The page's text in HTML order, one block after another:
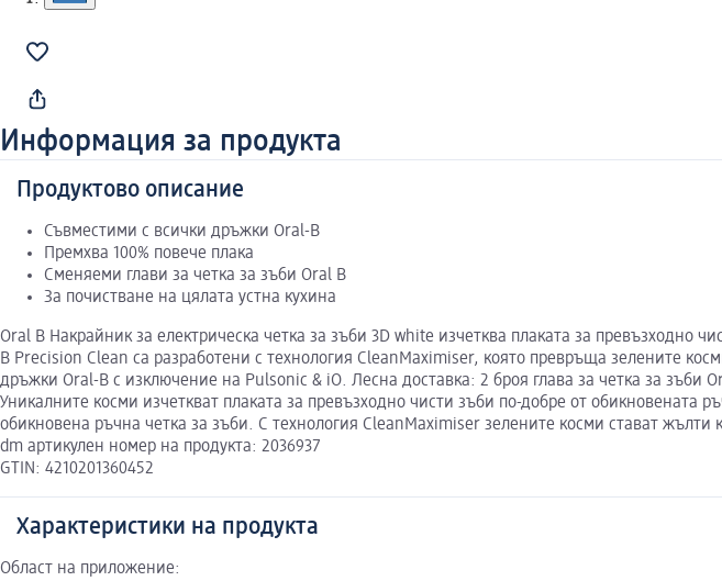
Информация за продукта
Продуктово описание
Съвместими с всички дръжки Oral-B
Премхва 100% повече плака
Сменяеми глави за четка за зъби Oral B
За почистване на цялата устна кухина
Oral B Накрайник за електрическа четка за зъби 3D white изчетква плаката за превъзходно
B Precision Clean са разработени с технология CleanMaximiser, която превръща зелените
дръжки Oral-B с изключение на Pulsonic & iO. Лесна доставка: 2 броя глава за четка за
Уникалните косми изчеткват плаката за превъзходно чисти зъби по-добре от обикновената
обикновена ръчна четка за зъби. С технология CleanMaximiser зелените косми стават жълти
dm артикулен номер на продукта: 2036937
GTIN: 4210201360452
Характеристики на продукта
Област на приложение: